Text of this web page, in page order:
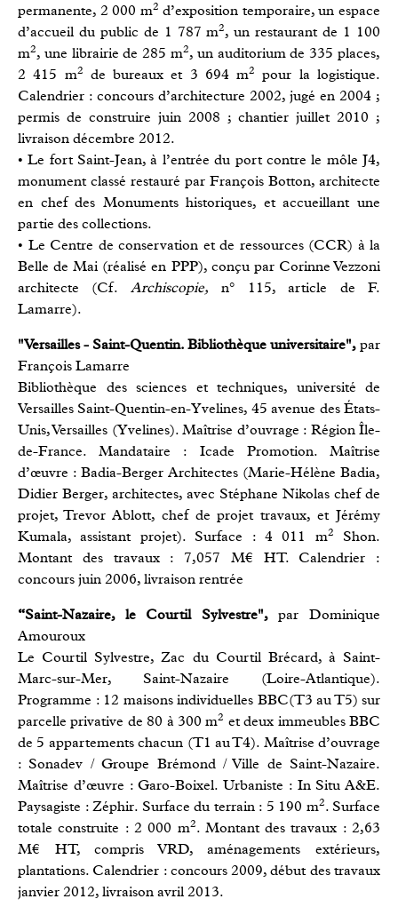
permanente, 2 000 m2 d’exposition temporaire, un espace
d’accueil du public de 1 787 m2, un restaurant de 1 100
m2, une librairie de 285 m2, un auditorium de 335 places,
2 415 m2 de bureaux et 3 694 m2
pour la logistique.
Calendrier : concours d’architecture 2002, jugé en 2004 ;
permis de construire juin 2008 ; chantier juillet 2010 ;
livraison décembre 2012.
• Le fort Saint-Jean, à l’entrée du port contre le môle J4,
monument classé restauré par François Botton, architecte
en chef des Monuments historiques, et accueillant une
partie des collections.
• Le Centre de conservation et de ressources (CCR) à la
Belle de Mai (réalisé en PPP), conçu par Corinne Vezzoni
architecte (Cf. Archiscopie, n° 115, article de F.
Lamarre).
"Versailles - Saint-Quentin. Bibliothèque universitaire", par
François Lamarre
Bibliothèque des sciences et techniques, université de
Versailles Saint-Quentin-en-Yvelines, 45 avenue des États-
Unis, Versailles (Yvelines). Maîtrise d’ouvrage : Région Île-
de-France. Mandataire : Icade Promotion. Maîtrise
d’œuvre : Badia-Berger Architectes (Marie-Hélène Badia,
Didier Berger, architectes, avec Stéphane Nikolas chef de
projet, Trevor Ablott, chef de projet travaux, et Jérémy
Kumala, assistant projet). Surface : 4 011 m2
Shon.
Montant des travaux : 7,057 M€ HT. Calendrier :
concours juin 2006, livraison rentrée
“Saint-Nazaire, le Courtil Sylvestre",par Dominique
Amouroux
Le Courtil Sylvestre, Zac du Courtil Brécard, à Saint-
Marc-sur-Mer, Saint-Nazaire (Loire-Atlantique).
Programme : 12 maisons individuelles BBC(T3 au T5) sur
parcelle privative de 80 à 300 m2 et deux immeubles BBC
de 5 appartements chacun (T1 au T4). Maîtrise d’ouvrage
: Sonadev / Groupe Brémond / Ville de Saint-Nazaire.
Maîtrise d’œuvre : Garo-Boixel. Urbaniste : In Situ A&E.
Paysagiste : Zéphir. Surface du terrain : 5 190 m2. Surface
totale construite : 2 000 m2. Montant des travaux : 2,63
M€ HT, compris VRD, aménagements extérieurs,
plantations. Calendrier : concours 2009, début des travaux
janvier 2012, livraison avril 2013.